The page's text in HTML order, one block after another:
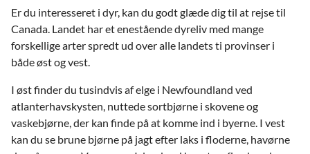
Er du interesseret i dyr, kan du godt glæde dig til at rejse til
Canada. Landet har et enestående dyreliv med mange
forskellige arter spredt ud over alle landets ti provinser i
både øst og vest.
I øst finder du tusindvis af elge i Newfoundland ved
atlanterhavskysten, nuttede sortbjørne i skovene og
vaskebjørne, der kan finde på at komme ind i byerne. I vest
kan du se brune bjørne på jagt efter laks i floderne, havørne